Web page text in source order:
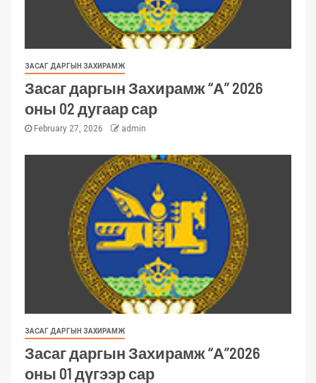
ЗАСАГ ДАРГЫН ЗАХИРАМЖ
Засаг даргын Захирамж “А” 2026
оны 02 дугаар сар
February 27, 2026 admin
ЗАСАГ ДАРГЫН ЗАХИРАМЖ
Засаг даргын Захирамж “А”2026
оны 01 дүгээр сар